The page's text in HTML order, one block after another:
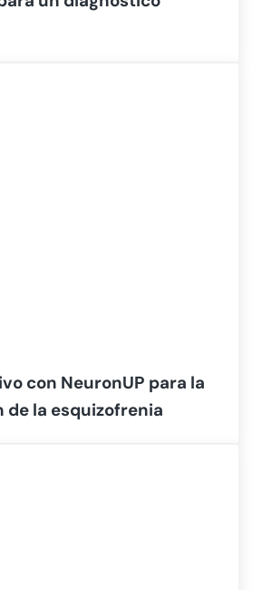
con NeuronUP para la
la esquizofrenia